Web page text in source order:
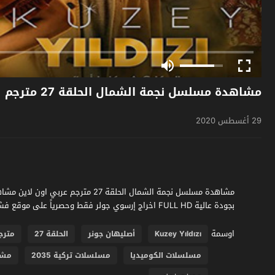
مشاهدة مسلسل نجمة الشمال الحلقة 27 مترجم
29 أغسطس 2020
بجودة عالية FULL HD اخراج إرسوي جولر فقط وحصرياً على موقع فشار الجديد
اوسمة
Kuzey Yıldızı أصليهان جونر الحلقة 27
مسلسلات الكوميديا
مسلسلات تركية 2035